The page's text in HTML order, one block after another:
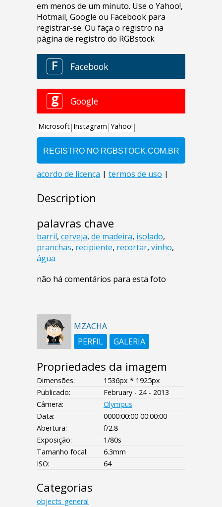
Description
palavras chave
barril, cerveja, de madeira, isolado,
pranchas, recipiente, recortar, vinho,
água
não há comentários para esta foto
MZACHA
PERFIL
GALERIA
Propriedades da imagem
Dimensões:
1536px * 1925px
Publicado:
February - 24 - 2013
Câmera:
Olympus
Data:
0000:00:00 00:00:00
Abertura:
f/2.8
Exposição:
1/80s
Tamanho focal:
6.3mm
ISO:
64
Categorias
objects_general